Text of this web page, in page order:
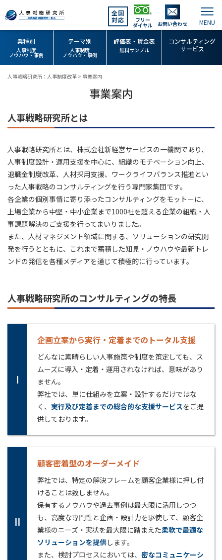
全国
対応
フリー
ダイヤル お問い合わせ
業種別
人事制度
ノウハウ・事例
テーマ別
人事制度
ノウハウ・事例
評価表・賃金表
無料サンプル
コンサルティング
サービス
人事戦略研究所：人事制度改革 > 事業案内
事業案内
人事戦略研究所とは
人事戦略研究所とは、株式会社新経営サービスの一機関であり、
人事制度設計・運用支援を中心に、組織のモチベーション向上、
退職金制度改革、人材採用支援、ワークライフバランス推進とい
った人事戦略のコンサルティングを行う専門家集団です。
各企業の個別事情に寄り添ったコンサルティングをモットーに、
上場企業から中堅・中小企業まで1000社を超える企業の組織・人
事課題解決のご支援を行ってまいりました。
また、人材マネジメント領域に関する、ソリューションの研究開
発を行うとともに、これまで蓄積した知見・ノウハウや最新トレ
ンドの発信を各種メディアを通じて積極的に行っています。
人事戦略研究所のコンサルティングの特長
Ⅰ
企画立案から実行・定着までのトータル支援
どんなに素晴らしい人事施策や制度を策定しても、ス
ムーズに導入・定着・運用されなければ、意味があり
ません。
弊社では、単に仕組みを立案・設計するだけではな
く、 実行及び定着までの総合的な支援サービスをご提
供しております。
Ⅱ
顧客密着型のオーダーメイド
弊社では、特定の解決フレームを顧客企業様に押し付
けることは致しません。
保有するノウハウや過去事例は最大限に活用しつつ
も、高度な専門性と企画・設計力を駆使して、顧客企
業様のニーズ・実状を最大限に踏まえた柔軟で最適な
ソリューションを提供します。
また、検討プロセスにおいては、 密なコミュニケーシ